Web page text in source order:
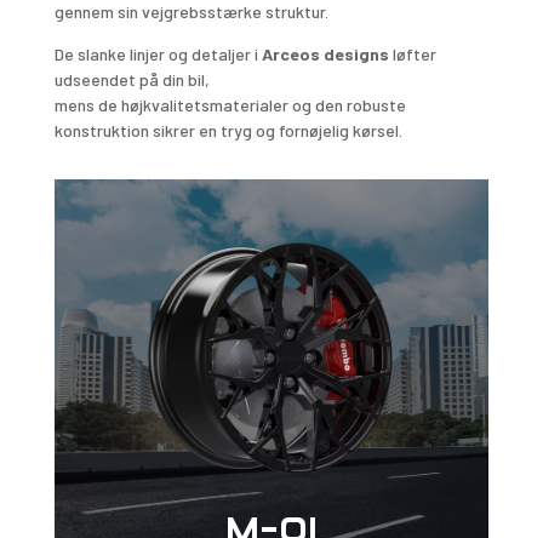
gennem sin vejgrebsstærke struktur.
De slanke linjer og detaljer i Arceos designs løfter
udseendet på din bil,
mens de højkvalitetsmaterialer og den robuste
konstruktion sikrer en tryg og fornøjelig kørsel.
M-01